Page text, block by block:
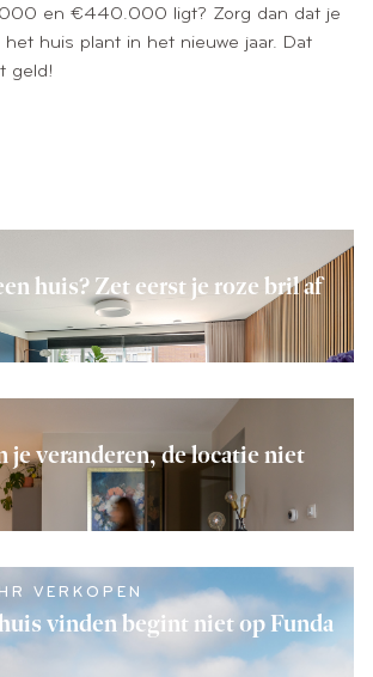
en €440.000 ligt? Zorg dan dat je
het huis plant in het nieuwe jaar. Dat
geld!
huis? Zet eerst je roze bril af
je veranderen, de locatie niet
HR VERKOPEN
vinden begint niet op Funda